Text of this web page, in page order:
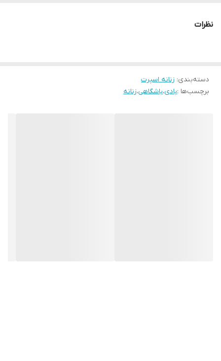
نظرات
دسته‌بندی: زنانه اسپرت
برچسب‌ها :بادی،باشگاهی،زنانه